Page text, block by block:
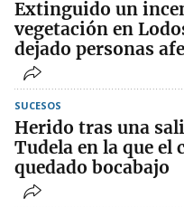
Extinguido un
vegetación en
dejado personas
SUCESOS
Herido tras una
Tudela en la que el
quedado bocabajo